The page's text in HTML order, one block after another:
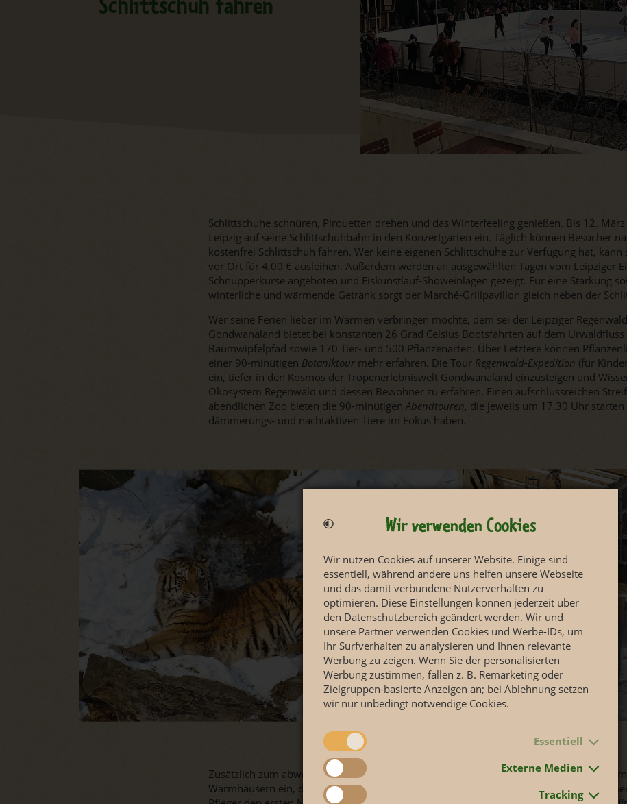
Schlittschuh fahren
Schlittschuhe schnüren, Pirouetten drehen und das Winterfeeling genießen. Bis 12.
Leipzig auf seine Schlittschuhbahn in den Konzertgarten ein. Täglich können Besucher
kostenfrei Schlittschuh fahren. Wer keine eigenen Schlittschuhe zur Verfügung hat, kann
vor Ort für 4,00 € ausleihen. Außerdem werden an ausgewählten Tagen vom Leipziger
Schnupperkurse angeboten und Eiskunstlauf-Showeinlagen gezeigt. Für eine Stärkung
winterliche und wärmende Getränk sorgt der Marché-Grillpavillon gleich neben der
Wer seine Ferien lieber im Warmen verbringen möchte, dem sei der Leipziger
Gondwanaland bietet bei konstanten 26 Grad Celsius Bootsfahrten auf dem
Baumwipfelpfad sowie 170 Tier- und 500 Pflanzenarten. Über Letztere können
einer 90-minütigen Botaniktour mehr erfahren. Die Tour Regenwald-Expedition (für
ein, tiefer in den Kosmos der Tropenerlebniswelt Gondwanaland einzusteigen und
Ökosystem Regenwald und dessen Bewohner zu erfahren. Einen aufschlussreichen
abendlichen Zoo bieten die 90-minütigen Abendtouren, die jeweils um 17.30 Uhr
dämmerungs- und nachtaktiven Tiere im Fokus haben.
Zusätzlich zum abwechslungsreichen Ferienprogramm laden alle sechs Erlebniswelten
Warmhäusern ein, die Artenvielfalt und die aktuellen Jungtiere zu entdecken. In
Wir verwenden Cookies
Wir nutzen Cookies auf unserer Website. Einige sind
essentiell, während andere uns helfen unsere Webseite
und das damit verbundene Nutzerverhalten zu
optimieren. Diese Einstellungen können jederzeit über
den Datenschutzbereich geändert werden. Wir und
unsere Partner verwenden Cookies und Werbe-IDs, um
Ihr Surfverhalten zu analysieren und Ihnen relevante
Werbung zu zeigen. Wenn Sie der personalisierten
Werbung zustimmen, fallen z. B. Remarketing oder
Zielgruppen-basierte Anzeigen an; bei Ablehnung setzen
wir nur unbedingt notwendige Cookies.
Essentiell
Externe Medien
Tracking